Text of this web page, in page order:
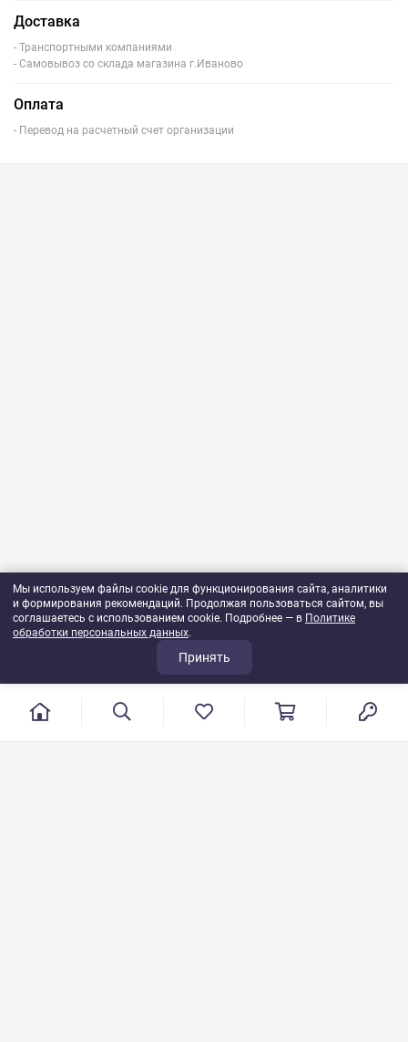
Доставка
- Транспортными компаниями
- Самовывоз со склада магазина г.Иваново
Оплата
- Перевод на расчетный счет организации
Мы используем файлы cookie для функционирования сайта, аналитики
и формирования рекомендаций. Продолжая пользоваться сайтом, вы
соглашаетесь с использованием cookie. Подробнее — в Политике
обработки персональных данных.
Принять